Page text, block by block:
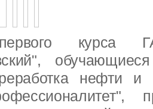
первого
нефти и